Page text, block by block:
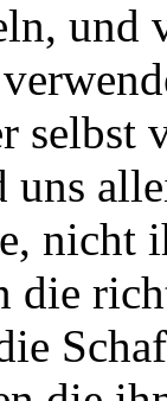
und
selbst
uns
nicht
die